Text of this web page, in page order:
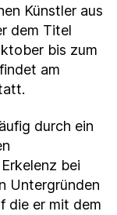
Künstler aus
dem Titel
bis zum
am
durch ein
bei
Untergründen
die er mit dem